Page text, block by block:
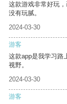
这款游戏非常好玩
没有玩腻。
2024-03-30
游客
这款app是我学习路
视野。
2024-03-30
游客